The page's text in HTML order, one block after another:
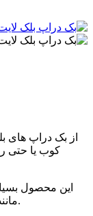
از بک دراپ های
کوب یا حتی
این محصول
ماننده کافه و گیم نت و... زیبایی بسیار زیادی ببخشد.